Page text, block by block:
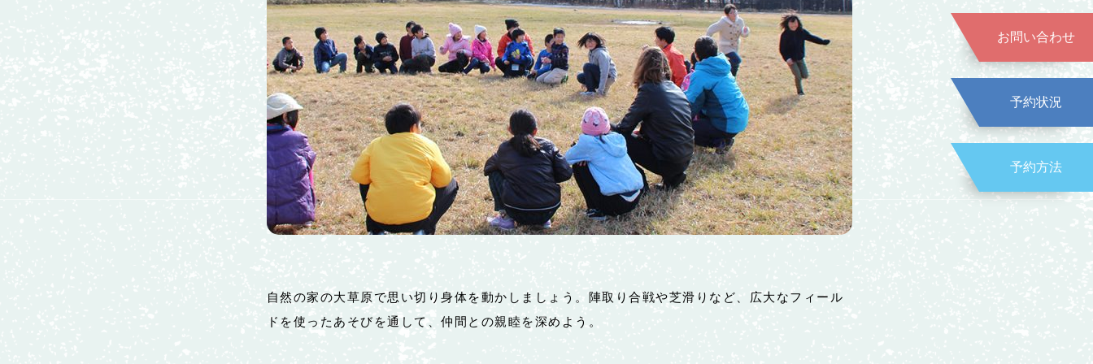
お問い合わせ
予約状況
予約方法
自然の家の大草原で思い切り身体を動かしましょう。陣取り合戦や芝滑りなど、広大なフィール
ドを使ったあそびを通して、仲間との親睦を深めよう。